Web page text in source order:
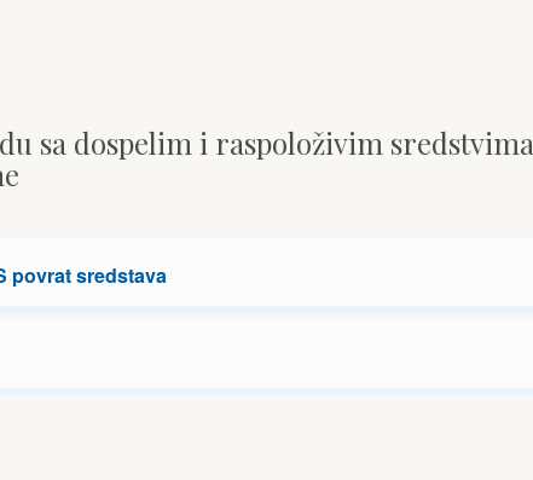
sa dospelim i raspoloživim sredstvima
povrat sredstava